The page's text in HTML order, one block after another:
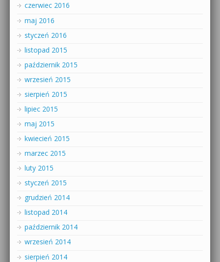
czerwiec 2016
maj 2016
styczeń 2016
listopad 2015
październik 2015
wrzesień 2015
sierpień 2015
lipiec 2015
maj 2015
kwiecień 2015
marzec 2015
luty 2015
styczeń 2015
grudzień 2014
listopad 2014
październik 2014
wrzesień 2014
sierpień 2014